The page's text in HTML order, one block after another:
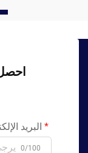
البريد
0/100